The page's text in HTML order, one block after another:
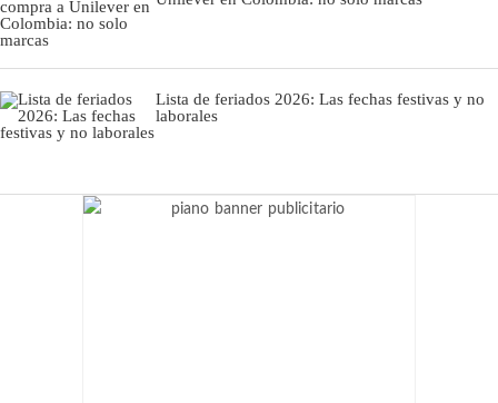
Lista de feriados 2026: Las fechas festivas y no
laborales